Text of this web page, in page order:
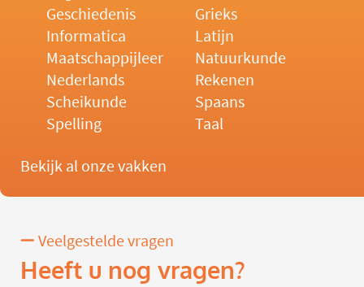
Geschiedenis
Grieks
Informatica
Latijn
Maatschappijleer
Natuurkunde
Nederlands
Rekenen
Scheikunde
Spaans
Spelling
Taal
Bekijk al onze vakken
Veelgestelde vragen
Heeft u nog vragen?